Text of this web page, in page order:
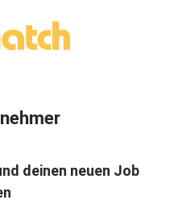
deinen neuen Job